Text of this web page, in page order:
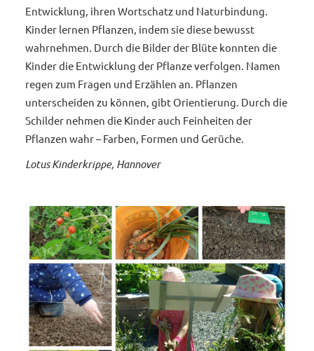
Entwicklung, ihren Wortschatz und Naturbindung.
Kinder lernen Pflanzen, indem sie diese bewusst
wahrnehmen. Durch die Bilder der Blüte konnten die
Kinder die Entwicklung der Pflanze verfolgen. Namen
regen zum Fragen und Erzählen an. Pflanzen
unterscheiden zu können, gibt Orientierung. Durch die
Schilder nehmen die Kinder auch Feinheiten der
Pflanzen wahr – Farben, Formen und Gerüche.
Lotus Kinderkrippe, Hannover